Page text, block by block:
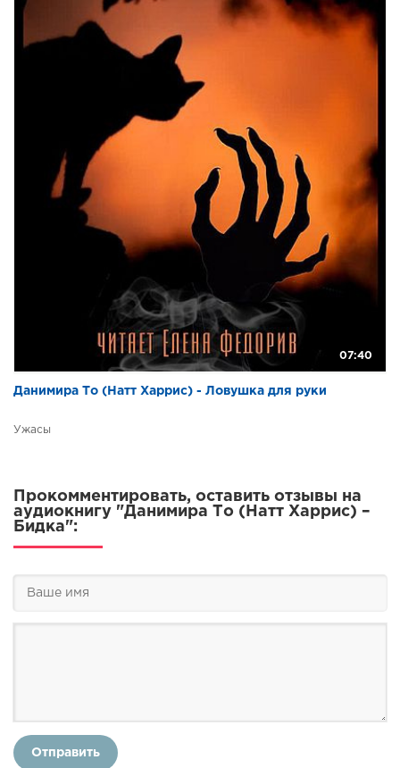
07:40
Данимира То (Натт Харрис) - Ловушка для руки
Ужасы
Прокомментировать, оставить отзывы на
аудиокнигу "Данимира То (Натт Харрис) –
Бидка":
Отправить